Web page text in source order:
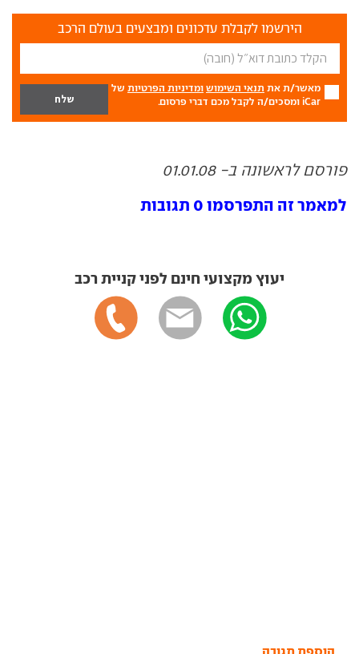
הירשמו לקבלת עדכונים ומבצעים בעולם הרכב
מאשר/ת את תנאי השימוש ומדיניות הפרטיות של
iCar ומסכים/ה לקבל מכם דברי פרסום.
פורסם לראשונה ב- 01.01.08
למאמר זה התפרסמו 0 תגובות
יעוץ מקצועי חינם לפני קניית רכב
הוספת תגובה